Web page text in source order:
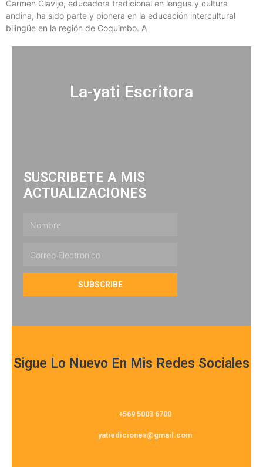
Carmen Clavijo, educadora tradicional en lengua y cultura
andina, ha sido parte y pionera en la educación intercultural
bilingüe en la región de Coquimbo. A
La-yati Escritora
SUSCRIBETE A MIS
ACTUALIZACIONES
SUBSCRIBE
Sigue Lo Nuevo En Mis Redes Sociales
+569 5003 6700
yatiediciones@gmail.com